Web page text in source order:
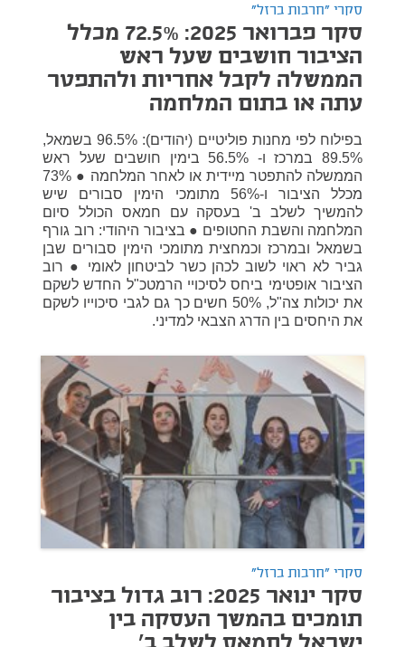
סקרי "חרבות ברזל"
סקר פברואר 2025: 72.5% מכלל
הציבור חושבים שעל ראש
הממשלה לקבל אחריות ולהתפטר
עתה או בתום המלחמה
בפילוח לפי מחנות פוליטיים (יהודים): 96.5% בשמאל,
89.5% במרכז ו- 56.5% בימין חושבים שעל ראש
הממשלה להתפטר מיידית או לאחר המלחמה ● 73%
מכלל הציבור ו-56% מתומכי הימין סבורים שיש
להמשיך לשלב ב' בעסקה עם חמאס הכולל סיום
המלחמה והשבת החטופים ● בציבור היהודי: רוב גורף
בשמאל ובמרכז וכמחצית מתומכי הימין סבורים שבן
גביר לא ראוי לשוב לכהן כשר לביטחון לאומי ● רוב
הציבור אופטימי ביחס לסיכויי הרמטכ"ל החדש לשקם
את יכולות צה"ל, 50% חשים כך גם לגבי סיכוייו לשקם
את היחסים בין הדרג הצבאי למדיני.
סקרי "חרבות ברזל"
סקר ינואר 2025: רוב גדול בציבור
תומכים בהמשך העסקה בין